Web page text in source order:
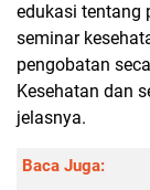
edukasi tentang
seminar
pengobatan
Kesehatan dan
jelasnya.
Baca Juga: